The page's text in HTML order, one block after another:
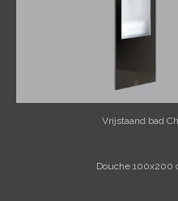
Vrijstaand bad
Douche 100x200